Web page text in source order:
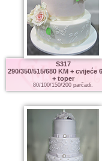
S317
290/350/515/680 KM + cvijeće
+ toper
80/100/150/200 parčadi.